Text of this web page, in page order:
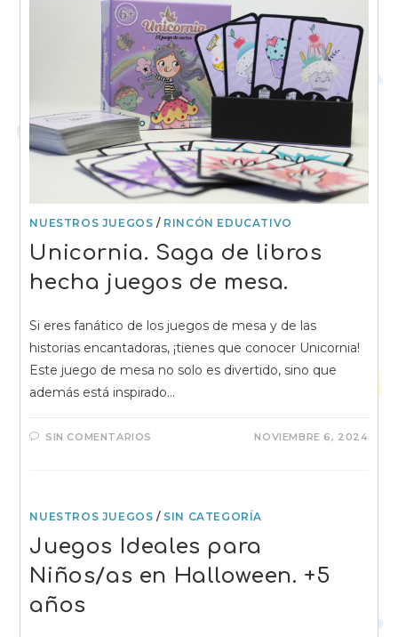
NUESTROS JUEGOS / RINCÓN EDUCATIVO
Unicornia. Saga de libros
hecha juegos de mesa.
Si eres fanático de los juegos de mesa y de las
historias encantadoras, ¡tienes que conocer Unicornia!
Este juego de mesa no solo es divertido, sino que
además está inspirado…
SIN COMENTARIOS NOVIEMBRE 6, 2024
NUESTROS JUEGOS / SIN CATEGORÍA
Juegos Ideales para
Niños/as en Halloween. +5
años